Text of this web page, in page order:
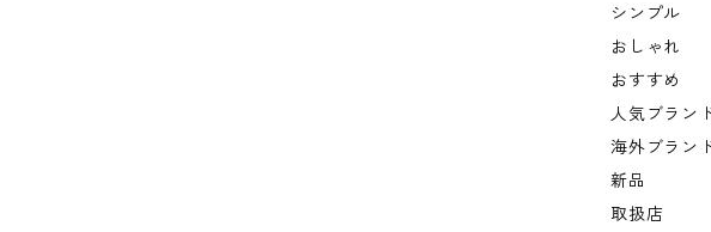
シンプル
おしゃれ
おすすめ
人気ブラン
海外ブラン
新品
取扱店